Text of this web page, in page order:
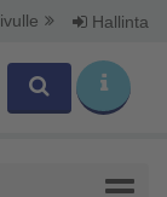
Hallinta